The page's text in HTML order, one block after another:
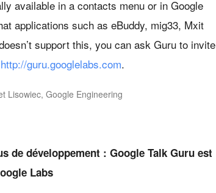
available in a contacts menu or in Google
applications such as eBuddy, mig33, Mxit
support this, you can ask Guru to invite
http://guru.googlelabs.com.
Lisowiec, Google Engineering
de développement : Google Talk Guru est
Labs